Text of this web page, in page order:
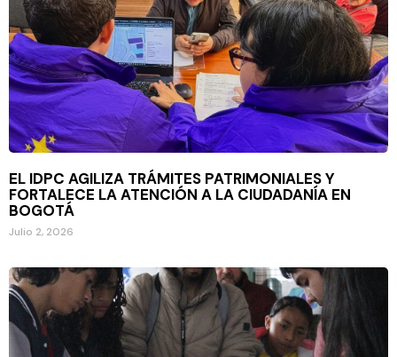
EL IDPC AGILIZA TRÁMITES PATRIMONIALES Y
FORTALECE LA ATENCIÓN A LA CIUDADANÍA EN
BOGOTÁ
Julio 2, 2026